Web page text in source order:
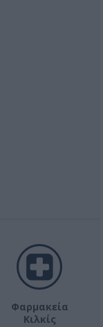
Φαρμακεία
Κιλκίς